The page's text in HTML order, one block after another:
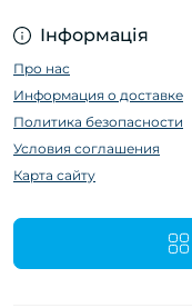
Інформація
Про нас
Информация о доставке
Политика безопасности
Условия соглашения
Карта сайту